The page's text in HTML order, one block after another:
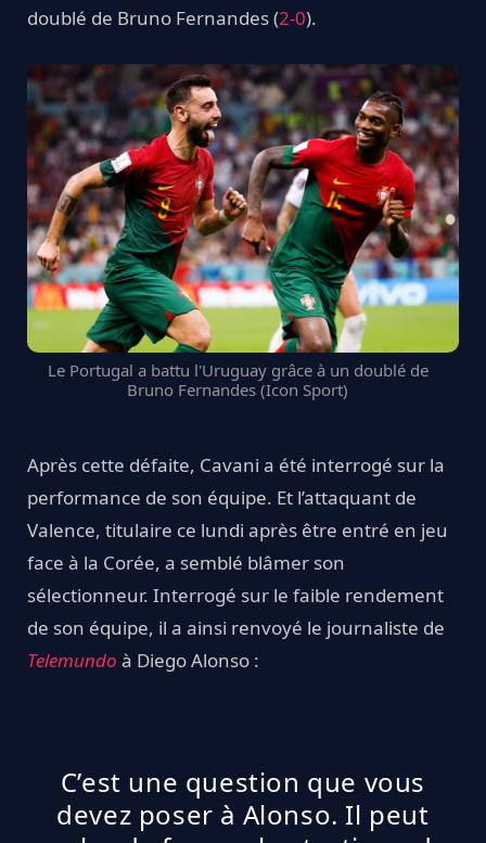
doublé de Bruno Fernandes (2-0).
Le Portugal a battu l'Uruguay grâce à un doublé de
Bruno Fernandes (Icon Sport)
Après cette défaite, Cavani a été interrogé sur la
performance de son équipe. Et l’attaquant de
Valence, titulaire ce lundi après être entré en jeu
face à la Corée, a semblé blâmer son
sélectionneur. Interrogé sur le faible rendement
de son équipe, il a ainsi renvoyé le journaliste de
Telemundo à Diego Alonso :
C’est une question que vous
devez poser à Alonso. Il peut